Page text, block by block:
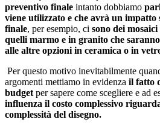
preventivo finale intanto dobbiamo
viene utilizzato e che avrà un impatto
finale, per esempio, ci sono dei
quelli marmo e in granito che
alle altre opzioni in ceramica o in
Per questo motivo inevitabilmente
argomenti mettiamo in evidenza il fatto
budget per sapere come scegliere e ad
influenza il costo complessivo
complessità del disegno.